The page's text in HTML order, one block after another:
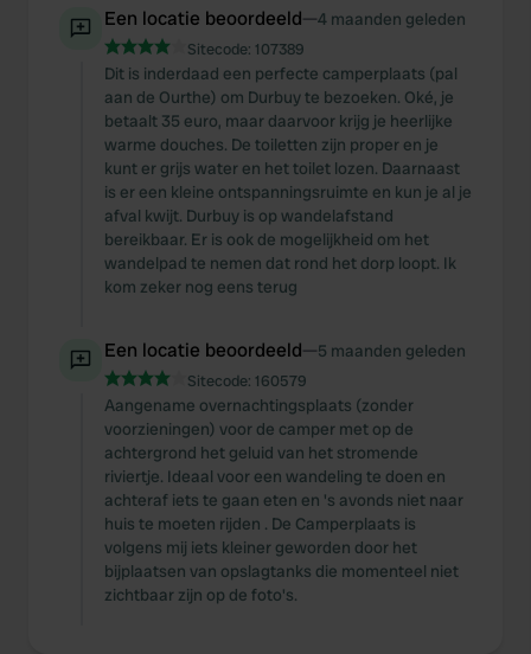
Een locatie beoordeeld—4 maanden geleden
Sitecode: 107389
Dit is inderdaad een perfecte camperplaats (pal
aan de Ourthe) om Durbuy te bezoeken. Oké, je
betaalt 35 euro, maar daarvoor krijg je heerlijke
warme douches. De toiletten zijn proper en je
kunt er grijs water en het toilet lozen. Daarnaast
is er een kleine ontspanningsruimte en kun je al je
afval kwijt. Durbuy is op wandelafstand
bereikbaar. Er is ook de mogelijkheid om het
wandelpad te nemen dat rond het dorp loopt. Ik
kom zeker nog eens terug
Een locatie beoordeeld—5 maanden geleden
Sitecode: 160579
Aangename overnachtingsplaats (zonder
voorzieningen) voor de camper met op de
achtergrond het geluid van het stromende
riviertje. Ideaal voor een wandeling te doen en
achteraf iets te gaan eten en 's avonds niet naar
huis te moeten rijden . De Camperplaats is
volgens mij iets kleiner geworden door het
bijplaatsen van opslagtanks die momenteel niet
zichtbaar zijn op de foto's.